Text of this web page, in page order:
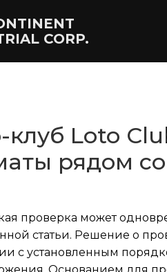
CORP.
клуб Loto
рядом
проверка может
статьи. Решение о
с установленным